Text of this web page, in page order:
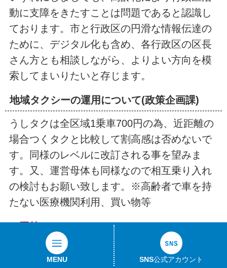
MENU SNS公式アカウント
動に支障をきたすことは問題であると認識し
ております。市と行政区の円滑な情報伝達の
ために、デジタル化も含め、各行政区の区長
さん方とも相談しながら、よりよい方向を模
索してまいりたいと存じます。
地域タクシーの運用について(政策企画課)
うしタクは全区域1乗車700円の為、近距離の
場合つくタクと比較して割高感は否めないで
す。同様のレベルに改訂される事を望みま
す。又、運営母体も同様なので相互乗り入れ
の検討もお願い致します。※高齢者で車を持
たない医療機関利用、買い物等
日頃より、牛久市行政にご協力を賜り感謝申